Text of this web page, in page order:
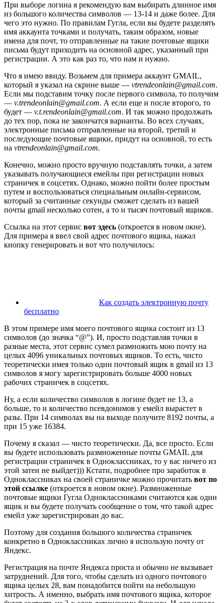
При выборе логина я рекомендую вам выбирать длинное имя
из большого количества символов — 13-14 и даже более. Для
чего это нужно. По правилам Гугла, если вы будете разделять
имя аккаунта точками и получать, таким образом, новые
имена для почт, то отправленные на такие почтовые ящики
письма будут приходить на основной адрес, указанный при
регистрации. А это как раз то, что нам и нужно.
Что я имею ввиду. Возьмем для примера аккаунт GMAIL,
который я указал на скрине выше — vtrendeonlain@gmail.com.
Если мы подставим точку после первого символа, то получим
— v.trendeonlain@gmail.com. А если еще и после второго, то
будет — v.t.rendeonlain@gmail.com. И так можно продолжать
до тех пор, пока не закончатся варианты. Во всех случаях,
электронные письма отправленные на второй, третий и
последующие почтовые ящики, придут на основной, то есть
на vtrendeonlain@gmail.com.
Конечно, можно просто вручную подставлять точки, а затем
указывать получающиеся емейлы при регистрации новых
страничек в соцсетях. Однако, можно пойти более простым
путем и воспользоваться специальным онлайн-сервисом,
который за считанные секунды сможет сделать из вашей
почты gmail несколько сотен, а то и тысяч почтовый ящиков.
Ссылка на этот сервис вот здесь (откроется в новом окне).
Для примера я ввел свой адрес почтового ящика, нажал
кнопку генерировать и вот что получилось:
Как создать электронную почту
бесплатно
В этом примере имя моего почтового ящика состоит из 13
символов (до значка “@”). И, просто подставляя точки в
разные места, этот сервис сумел размножить мою почту на
целых 4096 уникальных почтовых ящиков. То есть, чисто
теоретически имея только один почтовый ящик в gmail из 13
символов я могу зарегистрировать больше 4000 новых
рабочих страничек в соцсетях.
Ну, а если количество символов в логине будет не 13, а
больше, то и количество псевдонимов у емейл вырастет в
разы. При 14 символах вы на выходе получите 8192 почты, а
при 15 уже 16384.
Почему я сказал — чисто теоретически. Да, все просто. Если
вы будете использовать размноженные почты GMAIL для
регистрации страничек в Одноклассниках, то у вас ничего из
этой затеи не выйдет))) Кстати, подробнее про заработок в
Одноклассниках на своей страничке можно прочитать вот по
этой ссылке (откроется в новом окне). Размноженные
почтовые ящики Гугла Одноклассниками считаются как один
ящик и вы будете получать сообщение о том, что такой адрес
емейл уже зарегистрирован до вас.
Поэтому для создания большого количества страничек
конкретно в Одноклассниках лично я использую почту от
Яндекс.
Регистрация на почте Яндекса проста и обычно не вызывает
затруднений. Для того, чтобы сделать из одного почтового
ящика целых 28, вам понадобится пойти на небольшую
хитрость. А именно, выбрать имя почтового ящика, которое